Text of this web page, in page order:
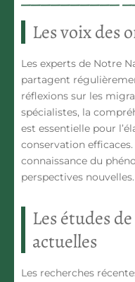
Les voix des
Les experts de Notre
partagent
réflexions sur les
spécialistes, la
est essentielle pour
conservation
connaissance du
perspectives nouvelles.
Les études
actuelles
Les recherches